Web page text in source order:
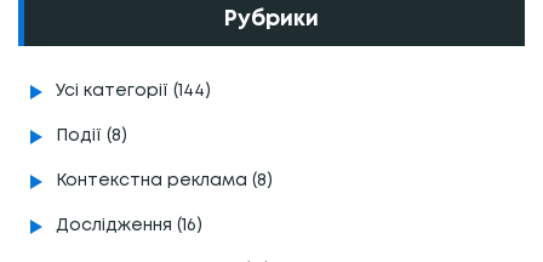
Рубрики
Усі категорії (144)
Події (8)
Контекстна реклама (8)
Дослідження (16)